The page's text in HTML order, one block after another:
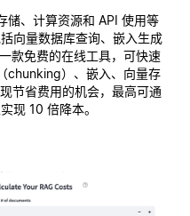
储、计算资源和 API 使用等
向量数据库查询、嵌入生成
款免费的在线工具，可快速
chunking）、嵌入、向量存
节省费用的机会，最高可通
现 10 倍降本。